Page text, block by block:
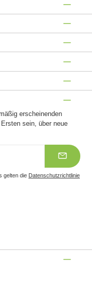
erscheinenden
sein, über neue
gelten die Datenschutzrichtlinie